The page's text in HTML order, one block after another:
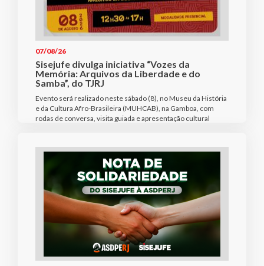
07/08/26
Sisejufe divulga iniciativa “Vozes da
Memória: Arquivos da Liberdade e do
Samba”, do TJRJ
Evento será realizado neste sábado (8), no Museu da História
e da Cultura Afro-Brasileira (MUHCAB), na Gamboa, com
rodas de conversa, visita guiada e apresentação cultural